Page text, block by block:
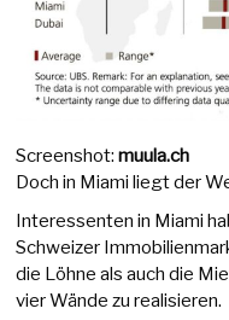
Screenshot:muula.ch
Doch in Miami liegt der
Interessenten in Miami
Schweizer
die Löhne als auch die
vier Wände zu realisieren.